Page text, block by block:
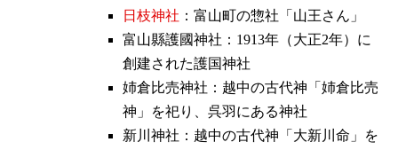
日枝神社 ：富山町の惣社「山王さん」
富山縣護國神社：1913年（大正2年）に
創建された護国神社
姉倉比売神社：越中の古代神「姉倉比売
神」を祀り、呉羽にある神社
新川神社：越中の古代神「大新川命」を